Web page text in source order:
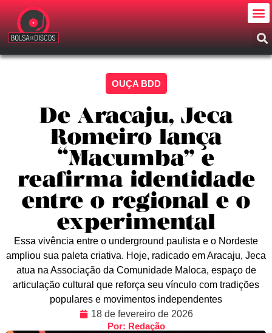
OUÇA BDD
De Aracaju, Jeca
Romeiro lança
“Macumba” e
reafirma identidade
entre o regional e o
experimental
Essa vivência entre o underground paulista e o Nordeste
ampliou sua paleta criativa. Hoje, radicado em Aracaju, Jeca
atua na Associação da Comunidade Maloca, espaço de
articulação cultural que reforça seu vínculo com tradições
populares e movimentos independentes
18 de fevereiro de 2026
Por: Redação